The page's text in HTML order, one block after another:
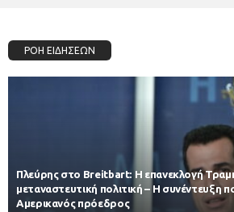
ΡΟΗ ΕΙΔΗΣΕΩΝ
Πλεύρης στο Breitbart: Η επανεκλογή
μεταναστευτική πολιτική – Η συνέντευξη
Αμερικανός πρόεδρος